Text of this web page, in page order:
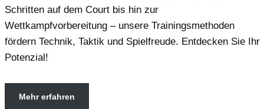
Schritten auf dem Court bis hin zur
Wettkampfvorbereitung – unsere Trainingsmethoden
fördern Technik, Taktik und Spielfreude. Entdecken Sie Ihr
Potenzial!
Mehr erfahren